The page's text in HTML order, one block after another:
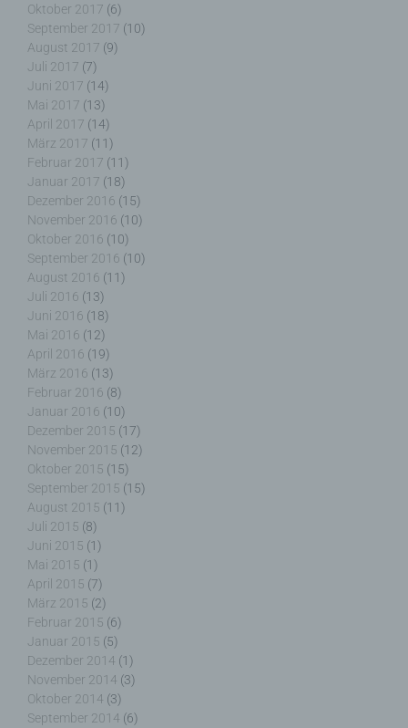
Oktober 2017 (6)
September 2017 (10)
August 2017 (9)
Juli 2017 (7)
Juni 2017 (14)
Mai 2017 (13)
April 2017 (14)
März 2017 (11)
Februar 2017 (11)
Januar 2017 (18)
Dezember 2016 (15)
November 2016 (10)
Oktober 2016 (10)
September 2016 (10)
August 2016 (11)
Juli 2016 (13)
Juni 2016 (18)
Mai 2016 (12)
April 2016 (19)
März 2016 (13)
Februar 2016 (8)
Januar 2016 (10)
Dezember 2015 (17)
November 2015 (12)
Oktober 2015 (15)
September 2015 (15)
August 2015 (11)
Juli 2015 (8)
Juni 2015 (1)
Mai 2015 (1)
April 2015 (7)
März 2015 (2)
Februar 2015 (6)
Januar 2015 (5)
Dezember 2014 (1)
November 2014 (3)
Oktober 2014 (3)
September 2014 (6)
Verantwortlicher ist die natürliche oder juristische
Person, Behörde, Einrichtung oder andere Stelle,
die allein oder gemeinsam mit anderen über die
Zwecke und Mittel der Verarbeitung von
personenbezogenen Daten entscheidet. Sind die
Zwecke und Mittel dieser Verarbeitung durch das
Unionsrecht oder das Recht der Mitgliedstaaten
vorgegeben, so kann der Verantwortliche
beziehungsweise können die bestimmten Kriterien
seiner Benennung nach dem Unionsrecht oder
dem Recht der Mitgliedstaaten vorgesehen
werden.
h) Auftragsverarbeiter
Auftragsverarbeiter ist eine natürliche oder
juristische Person, Behörde, Einrichtung oder
andere Stelle, die personenbezogene Daten im
Auftrag des Verantwortlichen verarbeitet.
i) Empfänger
Empfänger ist eine natürliche oder juristische
Person, Behörde, Einrichtung oder andere Stelle,
der personenbezogene Daten offengelegt werden,
unabhängig davon, ob es sich bei ihr um einen
Dritten handelt oder nicht. Behörden, die im
Rahmen eines bestimmten Untersuchungsauftrags
nach dem Unionsrecht oder dem Recht der
Mitgliedstaaten möglicherweise
personenbezogene Daten erhalten, gelten jedoch
nicht als Empfänger.